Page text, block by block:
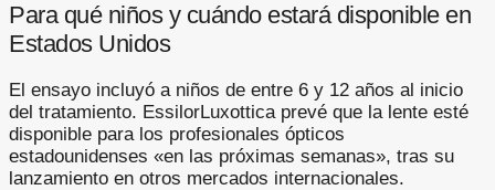
Para qué niños y cuándo estará disponible en
Estados Unidos
El ensayo incluyó a niños de entre 6 y 12 años al inicio
del tratamiento. EssilorLuxottica prevé que la lente esté
disponible para los profesionales ópticos
estadounidenses «en las próximas semanas», tras su
lanzamiento en otros mercados internacionales.